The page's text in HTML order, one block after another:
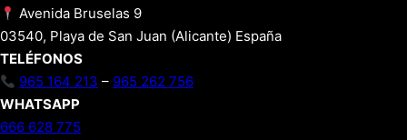
Avenida Bruselas 9
03540, Playa de San Juan (Alicante) España
TELÉFONOS
965 164 213 – 965 262 756
WHATSAPP
666 628 775